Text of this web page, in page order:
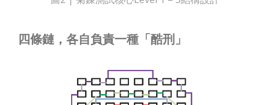
四條鏈，各自負責一種「酷刑」